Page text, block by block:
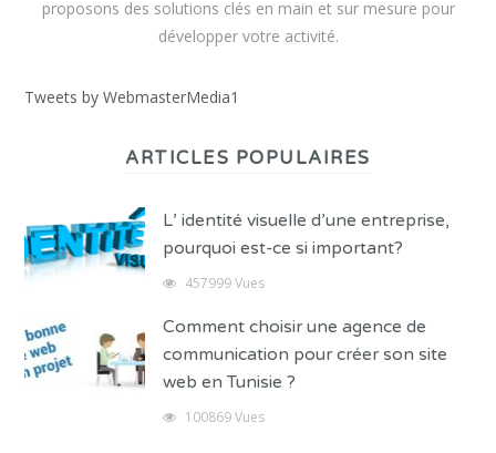
proposons des solutions clés en main et sur mesure pour
développer votre activité.
Tweets by WebmasterMedia1
ARTICLES POPULAIRES
L’ identité visuelle d’une entreprise,
pourquoi est-ce si important?
457999 Vues
Comment choisir une agence de
communication pour créer son site
web en Tunisie ?
100869 Vues